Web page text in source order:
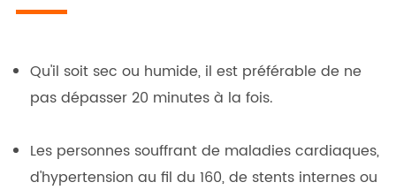
Qu'il soit sec ou humide, il est préférable de ne
pas dépasser 20 minutes à la fois.
Les personnes souffrant de maladies cardiaques,
d'hypertension au fil du 160, de stents internes ou